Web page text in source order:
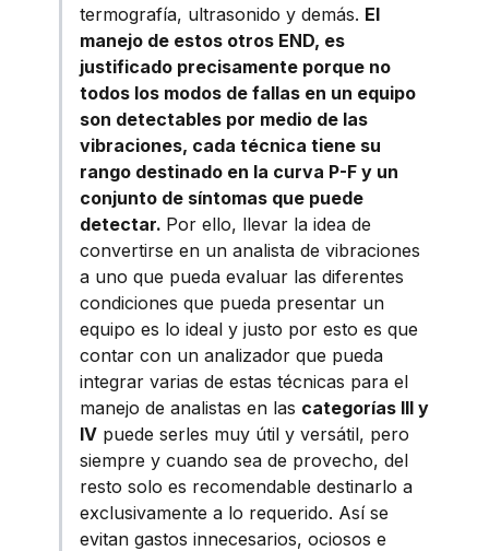
termografía, ultrasonido y demás. El
manejo de estos otros END, es
justificado precisamente porque no
todos los modos de fallas en un equipo
son detectables por medio de las
vibraciones, cada técnica tiene su
rango destinado en la curva P-F y un
conjunto de síntomas que puede
detectar. Por ello, llevar la idea de
convertirse en un analista de vibraciones
a uno que pueda evaluar las diferentes
condiciones que pueda presentar un
equipo es lo ideal y justo por esto es que
contar con un analizador que pueda
integrar varias de estas técnicas para el
manejo de analistas en las categorías III y
IV puede serles muy útil y versátil, pero
siempre y cuando sea de provecho, del
resto solo es recomendable destinarlo a
exclusivamente a lo requerido. Así se
evitan gastos innecesarios, ociosos e